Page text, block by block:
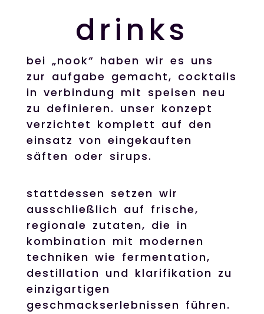
drinks
bei „nook“ haben wir es uns
zur aufgabe gemacht, cocktails
in verbindung mit speisen neu
zu definieren. unser konzept
verzichtet komplett auf den
einsatz von eingekauften
säften oder sirups.
stattdessen setzen wir
ausschließlich auf frische,
regionale zutaten, die in
kombination mit modernen
techniken wie fermentation,
destillation und klarifikation zu
einzigartigen
geschmackserlebnissen führen.